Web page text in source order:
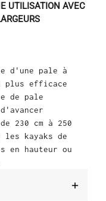
UTILISATION AVEC
d'une pale à
plus efficace
de pale
230 cm à 250
kayaks de
en hauteur ou